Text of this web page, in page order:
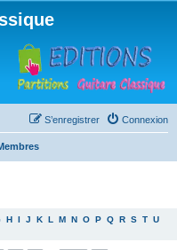
Connexion
S’enregistrer
H I J K L M N O P Q R S T U